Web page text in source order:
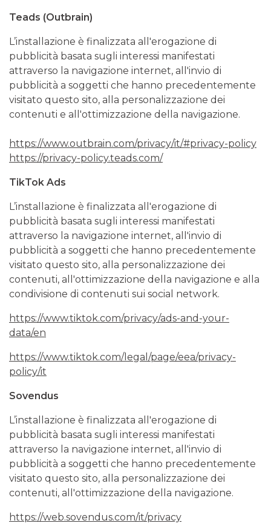
Teads (Outbrain)
L’installazione è finalizzata all'erogazione di
pubblicità basata sugli interessi manifestati
attraverso la navigazione internet, all'invio di
pubblicità a soggetti che hanno precedentemente
visitato questo sito, alla personalizzazione dei
contenuti e all'ottimizzazione della navigazione.
https://www.outbrain.com/privacy/it/#privacy-policy
https://privacy-policy.teads.com/
TikTok Ads
L’installazione è finalizzata all'erogazione di
pubblicità basata sugli interessi manifestati
attraverso la navigazione internet, all'invio di
pubblicità a soggetti che hanno precedentemente
visitato questo sito, alla personalizzazione dei
contenuti, all'ottimizzazione della navigazione e alla
condivisione di contenuti sui social network.
https://www.tiktok.com/privacy/ads-and-your-
data/en
https://www.tiktok.com/legal/page/eea/privacy-
policy/it
Sovendus
L’installazione è finalizzata all'erogazione di
pubblicità basata sugli interessi manifestati
attraverso la navigazione internet, all'invio di
pubblicità a soggetti che hanno precedentemente
visitato questo sito, alla personalizzazione dei
contenuti, all'ottimizzazione della navigazione.
https://web.sovendus.com/it/privacy